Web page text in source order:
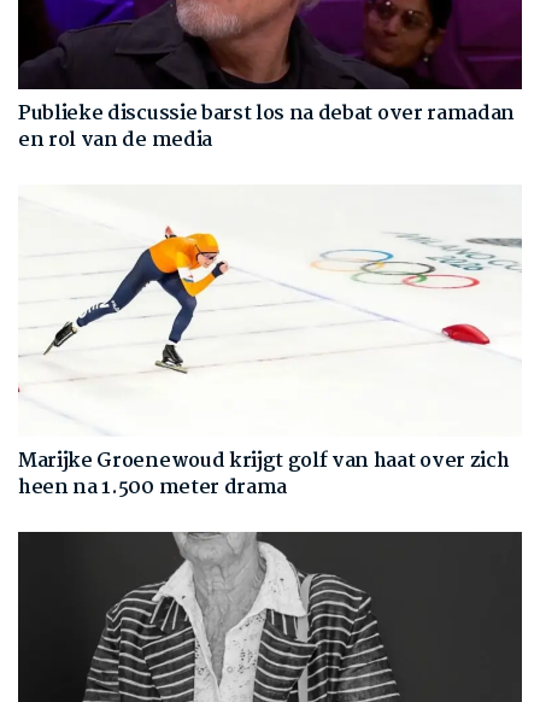
Publieke discussie barst los na debat over ramadan
en rol van de media
Marijke Groenewoud krijgt golf van haat over zich
heen na 1.500 meter drama